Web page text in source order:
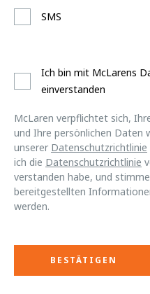
SMS
Ich bin mit McLarens
einverstanden
McLaren verpflichtet sich,
und Ihre persönlichen Daten
unserer Datenschutzrichtlinie
ich die Datenschutzrichtlinie
verstanden habe, und
bereitgestellten
werden.